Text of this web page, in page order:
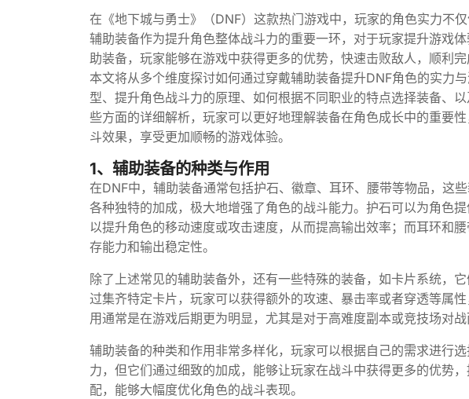
在《地下城与勇士》（DNF）这款热门游戏中，玩家的角色实力不
辅助装备作为提升角色整体战斗力的重要一环，对于玩家提升游戏
助装备，玩家能够在游戏中获得更多的优势，快速击败敌人，顺利
本文将从多个维度探讨如何通过穿戴辅助装备提升DNF角色的实力
型、提升角色战斗力的原理、如何根据不同职业的特点选择装备、
些方面的详细解析，玩家可以更好地理解装备在角色成长中的重要
斗效果，享受更加顺畅的游戏体验。
1、辅助装备的种类与作用
在DNF中，辅助装备通常包括护石、徽章、耳环、腰带等物品，这
各种独特的加成，极大地增强了角色的战斗能力。护石可以为角色
以提升角色的移动速度或攻击速度，从而提高输出效率；而耳环和
存能力和输出稳定性。
除了上述常见的辅助装备外，还有一些特殊的装备，如卡片系统，
过集齐特定卡片，玩家可以获得额外的攻速、暴击率或者穿透等属
用通常是在游戏后期更为明显，尤其是对于高难度副本或竞技场对战
辅助装备的种类和作用非常多样化，玩家可以根据自己的需求进行
力，但它们通过细致的加成，能够让玩家在战斗中获得更多的优势
配，能够大幅度优化角色的战斗表现。